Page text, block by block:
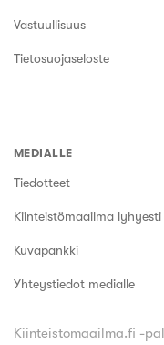
Vastuullisuus
Tietosuojaseloste
MEDIALLE
Tiedotteet
Kiinteistömaailma lyhyesti
Kuvapankki
Yhteystiedot medialle
Kiinteistomaailma.fi -